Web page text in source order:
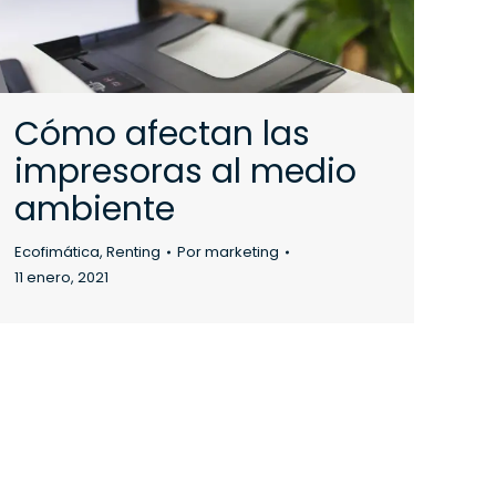
Cómo afectan las
impresoras al medio
ambiente
Ecofimática, Renting Pormarketing
11 enero, 2021